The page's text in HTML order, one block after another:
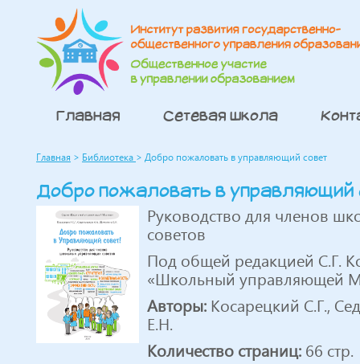
Главная Сетевая школа
Главная > Библиотека > Добро пожаловать в управляющий совет
Добро пожаловать в управляющий
Руководство для членов
советов
Под общей редакцией С.Г.
«Школьный управляющей
Авторы: Косарецкий С.Г.,
Е.Н.
Количество страниц: 66 стр.